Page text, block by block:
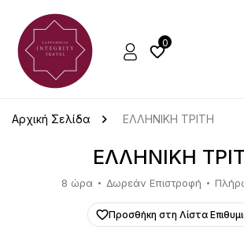
0
Αρχική Σελίδα ΕΛΛΗΝΙΚΗ ΤΡΙΤΗ
ΕΛΛΗΝΙΚΗ
8 ώρα Δωρεάν Επιστροφή
Προσθήκη στη Λίστα